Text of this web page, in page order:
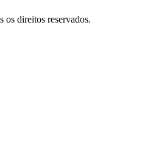
direitos reservados.